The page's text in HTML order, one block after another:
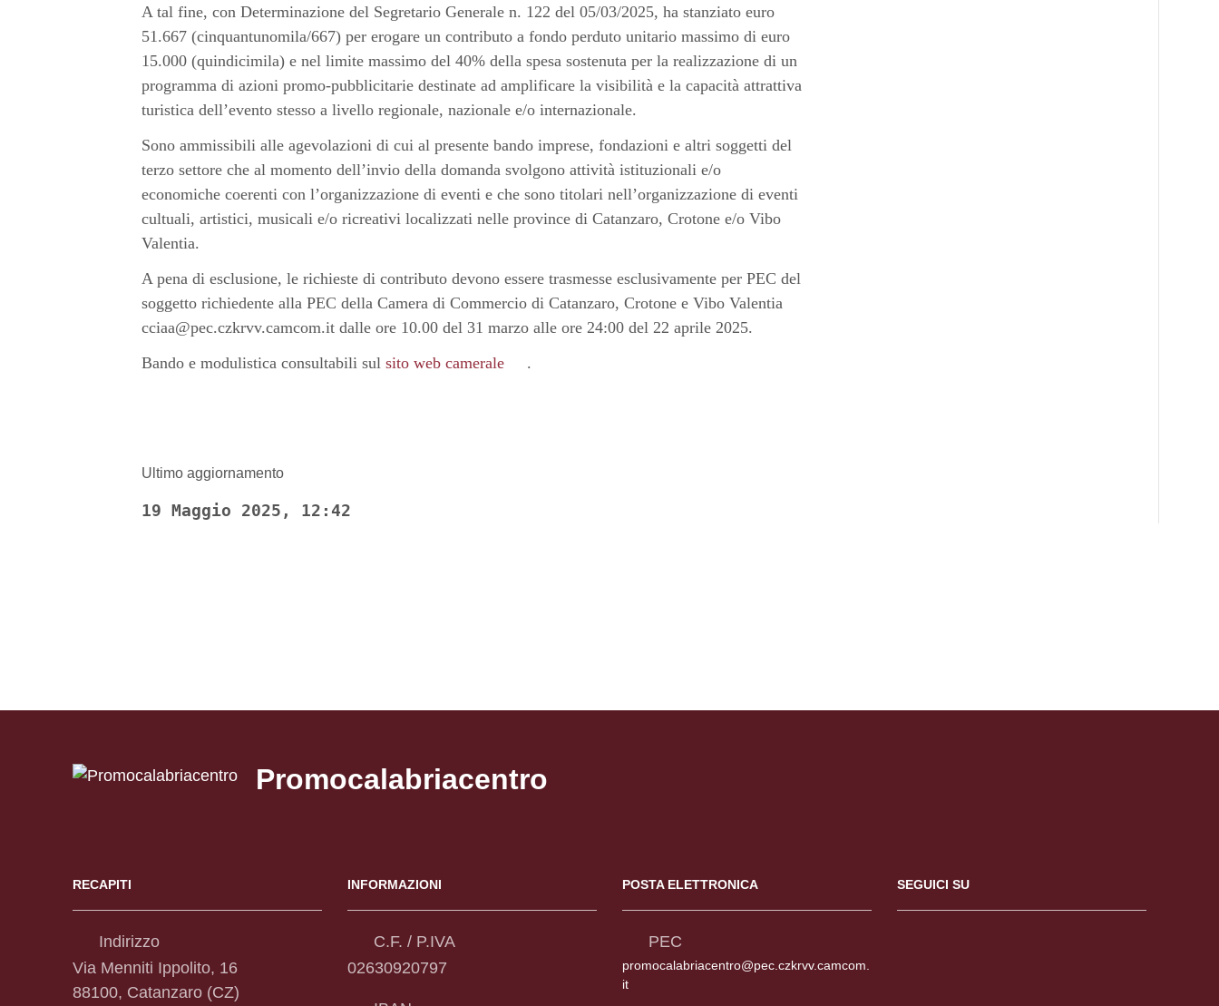
A tal fine, con Determinazione del Segretario Generale n. 122 del 05/03/2025, ha stanziato euro
51.667 (cinquantunomila/667) per erogare un contributo a fondo perduto unitario massimo di euro
15.000 (quindicimila) e nel limite massimo del 40% della spesa sostenuta per la realizzazione di un
programma di azioni promo-pubblicitarie destinate ad amplificare la visibilità e la capacità attrattiva
turistica dell’evento stesso a livello regionale, nazionale e/o internazionale.
Sono ammissibili alle agevolazioni di cui al presente bando imprese, fondazioni e altri soggetti del
terzo settore che al momento dell’invio della domanda svolgono attività istituzionali e/o
economiche coerenti con l’organizzazione di eventi e che sono titolari nell’organizzazione di eventi
cultuali, artistici, musicali e/o ricreativi localizzati nelle province di Catanzaro, Crotone e/o Vibo
Valentia.
A pena di esclusione, le richieste di contributo devono essere trasmesse esclusivamente per PEC del
soggetto richiedente alla PEC della Camera di Commercio di Catanzaro, Crotone e Vibo Valentia
cciaa@pec.czkrvv.camcom.it dalle ore 10.00 del 31 marzo alle ore 24:00 del 22 aprile 2025.
Bando e modulistica consultabili sul sito web camerale .
Ultimo aggiornamento
19 Maggio 2025, 12:42
Promocalabriacentro
RECAPITI
Indirizzo
Via Menniti Ippolito, 16
88100, Catanzaro (CZ)
INFORMAZIONI
C.F. / P.IVA
02630920797
POSTA ELETTRONICA
PEC
promocalabriacentro@pec.czkrvv.camcom.
it
SEGUICI SU